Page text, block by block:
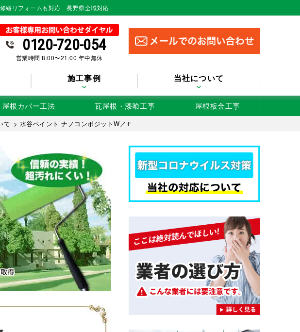
繕リフォームも対応 長野県全域対応
0120-720-054
営業時間 8:00〜21:00 年中無休
施工事例 当社について
屋根カバー工法 瓦屋根・漆喰工事 屋根板金工事
て > 水谷ペイント ナノコンポジットW／Ｆ